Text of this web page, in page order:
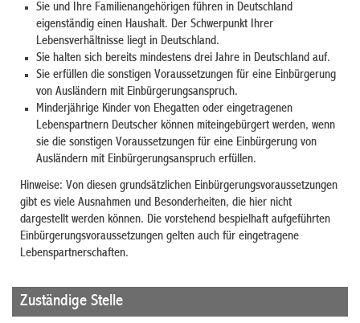
Sie und Ihre Familienangehörigen führen in Deutschland
eigenständig einen Haushalt. Der Schwerpunkt Ihrer
Lebensverhältnisse liegt in Deutschland.
Sie halten sich bereits mindestens drei Jahre in Deutschland auf.
Sie erfüllen die sonstigen Voraussetzungen für eine Einbürgerung
von Ausländern mit Einbürgerungsanspruch.
Minderjährige Kinder von Ehegatten oder eingetragenen
Lebenspartnern Deutscher können miteingebürgert werden, wenn
sie die sonstigen Voraussetzungen für eine Einbürgerung von
Ausländern mit Einbürgerungsanspruch erfüllen.
Hinweise: Von diesen grundsätzlichen Einbürgerungsvoraussetzungen
gibt es viele Ausnahmen und Besonderheiten, die hier nicht
dargestellt werden können. Die vorstehend bespielhaft aufgeführten
Einbürgerungsvoraussetzungen gelten auch für eingetragene
Lebenspartnerschaften.
Zuständige Stelle